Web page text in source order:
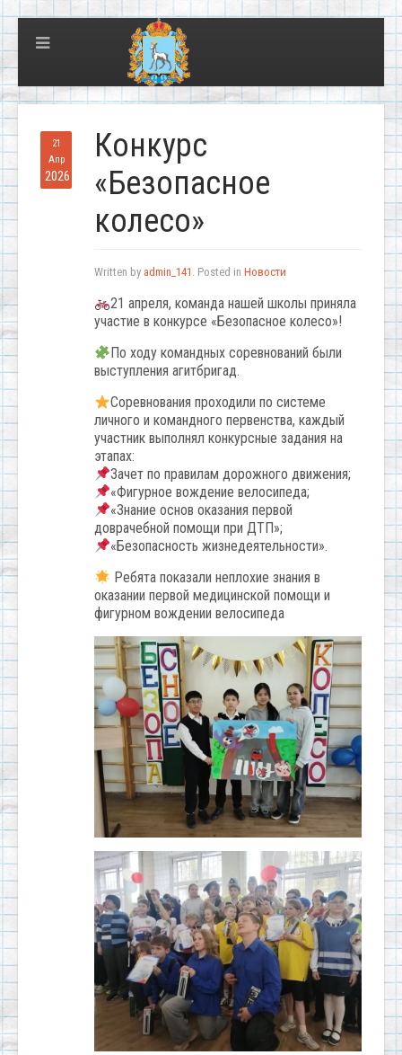
21
Апр
2026
Конкурс
«Безопасное
колесо»
Written by admin_141 . Posted in Новости
21 апреля, команда нашей школы приняла
участие в конкурсе «Безопасное колесо»!
По ходу командных соревнований были
выступления агитбригад.
Соревнования проходили по системе
личного и командного первенства, каждый
участник выполнял конкурсные задания на
этапах:
Зачет по правилам дорожного движения;
«Фигурное вождение велосипеда;
«Знание основ оказания первой
доврачебной помощи при ДТП»;
«Безопасность жизнедеятельности».
Ребята показали неплохие знания в
оказании первой медицинской помощи и
фигурном вождении велосипеда